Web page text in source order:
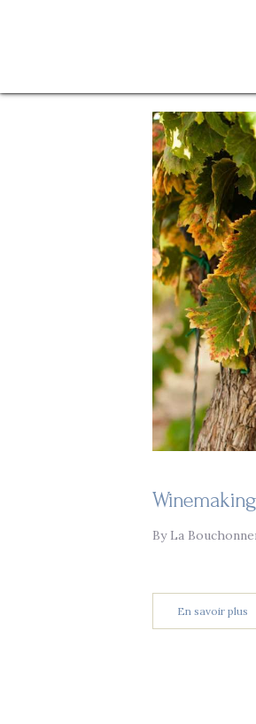
Savoir Faire
By La
En savoir plus